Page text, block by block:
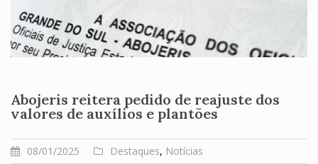
Abojeris reitera pedido de reajuste dos
valores de auxílios e plantões
08/01/2025 Destaques, Notícias